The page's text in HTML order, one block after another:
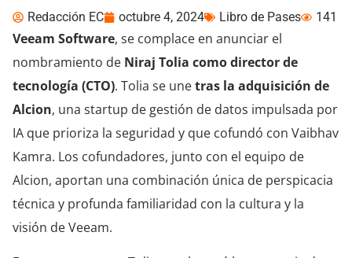
Redacción EC octubre 4, 2024 Libro de Pases 141
Veeam Software, se complace en anunciar el
nombramiento de Niraj Tolia como director de
tecnología (CTO). Tolia se unetras la adquisición de
Alcion, una startup de gestión de datos impulsada por
IA que prioriza la seguridad y que cofundó con Vaibhav
Kamra. Los cofundadores, junto con el equipo de
Alcion, aportan una combinación única de perspicacia
técnica y profunda familiaridad con la cultura y la
visión de Veeam.